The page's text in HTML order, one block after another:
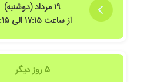
خانم دکتر سعیدی راد و
ایشون، بهبودی و سلامتی ام
سال گذشته ویزیتم کردن.عالی
۱۹ مرداد (دوشنبه)
از ساعت ۱۷:۱۵ الی ۱۹:۱۵
۵ روز دیگر